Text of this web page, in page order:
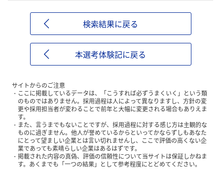
検索結果に戻る
本選考体験記に戻る
サイトからのご注意
ここに掲載しているデータは、「こうすれば必ずうまくいく」という類
のものではありません。採用過程は人によって異なりますし、方針の変
更や採用担当者が変わることで前年と大幅に変更される場合もありえま
す。
また、言うまでもないことですが、採用過程に対する感じ方は主観的な
ものに過ぎません。他人が誉めているからといってかならずしもあなた
にとって望ましい企業とは言い切れませんし、ここで評価の高くない企
業であっても素晴らしい企業はあるはずです。
掲載された内容の真偽、評価の信頼性について当サイトは保証しかねま
す。あくまでも「一つの結果」として参考程度にとどめてください。